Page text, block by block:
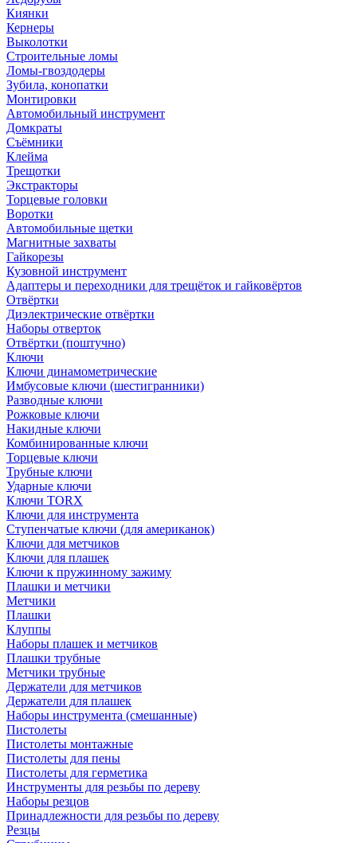
Киянки
Кернеры
Выколотки
Строительные ломы
Ломы-гвоздодеры
Зубила, конопатки
Монтировки
Автомобильный инструмент
Домкраты
Съёмники
Клейма
Трещотки
Экстракторы
Торцевые головки
Воротки
Автомобильные щетки
Магнитные захваты
Гайкорезы
Кузовной инструмент
Адаптеры и переходники для трещёток и гайковёртов
Отвёртки
Диэлектрические отвёртки
Наборы отверток
Отвёртки (поштучно)
Ключи
Ключи динамометрические
Имбусовые ключи (шестигранники)
Разводные ключи
Рожковые ключи
Накидные ключи
Комбинированные ключи
Торцевые ключи
Трубные ключи
Ударные ключи
Ключи TORX
Ключи для инструмента
Ступенчатые ключи (для американок)
Ключи для метчиков
Ключи для плашек
Ключи к пружинному зажиму
Плашки и метчики
Метчики
Плашки
Клуппы
Наборы плашек и метчиков
Плашки трубные
Метчики трубные
Держатели для метчиков
Держатели для плашек
Наборы инструмента (смешанные)
Пистолеты
Пистолеты монтажные
Пистолеты для пены
Пистолеты для герметика
Инструменты для резьбы по дереву
Наборы резцов
Принадлежности для резьбы по дереву
Резцы